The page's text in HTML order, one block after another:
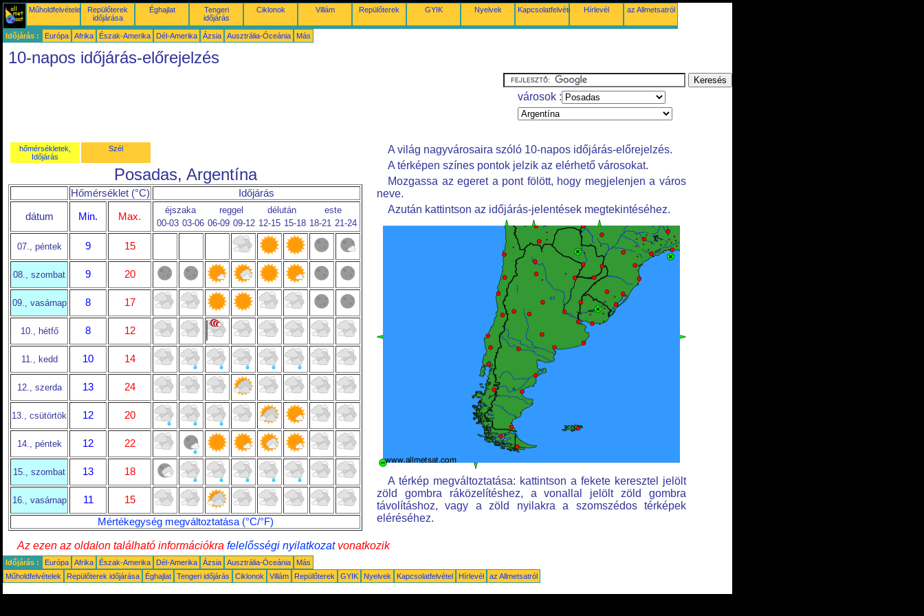
Műholdfelvételek
Repülőterek
időjárása
Éghajlat
Tengeri
időjárás
Ciklonok Villám Repülőterek GYIK Nyelvek Kapcsolatfelvétel Hírlevél az Allmetsatról
Időjárás : Európa Afrika Észak-Amerika Dél-Amerika Ázsia Ausztrália-Óceánia Más
10-napos időjárás-előrejelzés
városok :
hőmérsékletek,
Időjárás
Szél
Posadas, Argentína
Hőmérséklet (°C) Időjárás
dátum Min. Max.
éjszaka reggel délután
este
00-03 03-06 06-09 09-12 12-15 15-18 18-21 21-24
07., péntek 9 15
08., szombat 9 20
09., vasárnap 8 17
10., hétfő 8 12
11., kedd 10 14
12., szerda 13 24
13., csütörtök 12 20
14., péntek 12 22
15., szombat 13 18
16., vasárnap 11
15
Mértékegység megváltoztatása (°C/°F)
A világ nagyvárosaira szóló 10-napos időjárás-előrejelzés.
A térképen színes pontok jelzik az elérhető városokat.
Mozgassa az egeret a pont fölött, hogy megjelenjen a város
neve.
Azután kattintson az időjárás-jelentések megtekintéséhez.
A térkép megváltoztatása: kattintson a fekete keresztel jelölt
zöld gombra ráközelítéshez, a vonallal jelölt zöld gombra
távolításhoz, vagy a zöld nyilakra a szomszédos térképek
eléréséhez.
Az ezen az oldalon található információkra felelősségi nyilatkozatvonatkozik
Időjárás : Európa Afrika Észak-Amerika Dél-Amerika Ázsia Ausztrália-Óceánia
Más
Műholdfelvételek
Repülőterek időjárása Éghajlat Tengeri időjárás Ciklonok Villám Repülőterek GYIK Nyelvek Kapcsolatfelvétel Hírlevél az Allmetsatról